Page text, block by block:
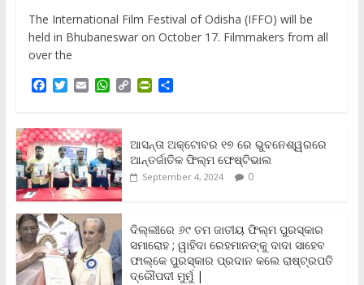
The International Film Festival of Odisha (IFFO) will be
held in Bhubaneswar on October 17. Filmmakers from all
over the
F
e
b
o
o
k
T
t
t
e
r
E
i
l
W
t
s
A
p
p
C
L
i
n
k
P
t
F
r
i
d
l
y
S
e
ଆସନ୍ତା ଅକ୍ଟୋବର ୧୭ ରେ ଭୁବନେଶ୍ୱରରେ
ଆନ୍ତର୍ଜାତିକ ଫିଲ୍ମ ଫେଷ୍ଟିଭାଲ
September 4, 2024 0
ଦିଲ୍ଲୀରେ ୬୯ ତମ ଜାତୀୟ ଫିଲ୍ମ ପୁରସ୍କାର
ସମାରୋହ ; ୱାହିଦା ରେହମାନଙ୍କୁ ଦାଦା ସାହେବ
ଫାଲ୍‌କେ ପୁରସ୍କାର ପ୍ରଦାନ କଲେ ରାଷ୍ଟ୍ରପତି
ଦ୍ରୌପଦୀ ମୁର୍ମୁ |